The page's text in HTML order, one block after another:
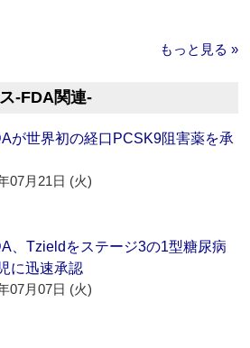
もっと見る »
‐FDA関連‐
が世界初の経口PCSK9阻害薬を承
07月21日 (火)
、Tzieldをステージ3の1型糖尿病
に迅速承認
07月07日 (火)